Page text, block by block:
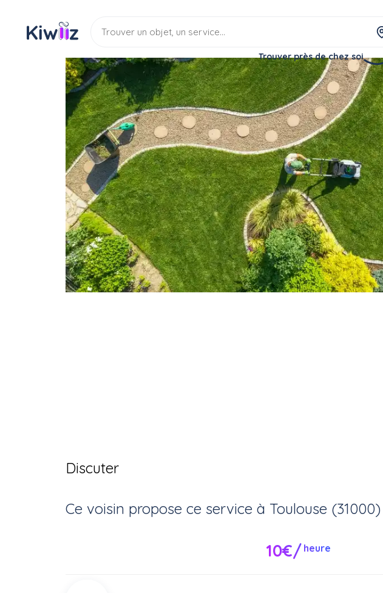
Trouver près de chez soi
Service Jardinage Espace vert
Entretien de jardin entre particuliers.
Service Entretien espace vert
Discuter
Ce voisin propose ce service à Toulouse (31000)
10€/ heure